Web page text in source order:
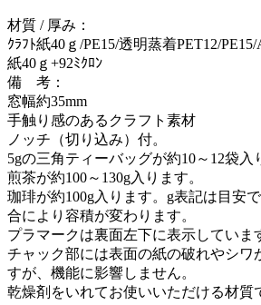
材質 / 厚み：
ｸﾗﾌﾄ紙40ｇ/PE15/透明蒸着PET12/
紙40ｇ+92ﾐｸﾛﾝ
備 考：
窓幅約35mm
手触り感のあるクラフト素材
ノッチ（切り込み）付。
5gの三角ティーバッグが約10～12袋入
煎茶が約100～130g入ります。
珈琲が約100g入ります。g表記は目安
合により容積が変わります。
プラマークは裏面左下に表示していま
チャック部には表面の紙の破れやシワ
すが、機能に影響しません。
乾燥剤をいれてお使いいただける材質